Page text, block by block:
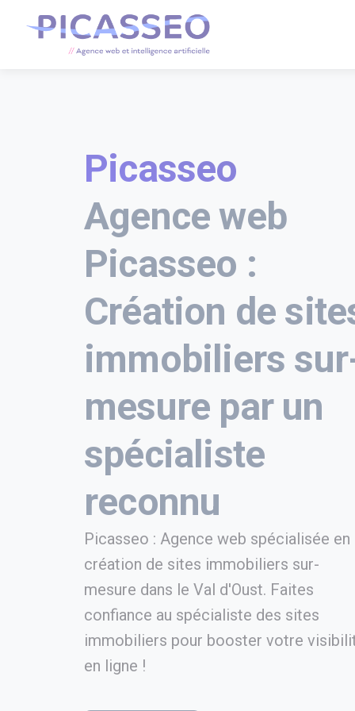
Picasseo
Agence web
Picasseo :
Création de
immobiliers
mesure par un
spécialiste
reconnu
Picasseo : Agence web spécialisée en
création de sites immobiliers sur-
mesure dans le Val d'Oust. Faites
confiance au spécialiste des sites
immobiliers pour booster votre
en ligne !